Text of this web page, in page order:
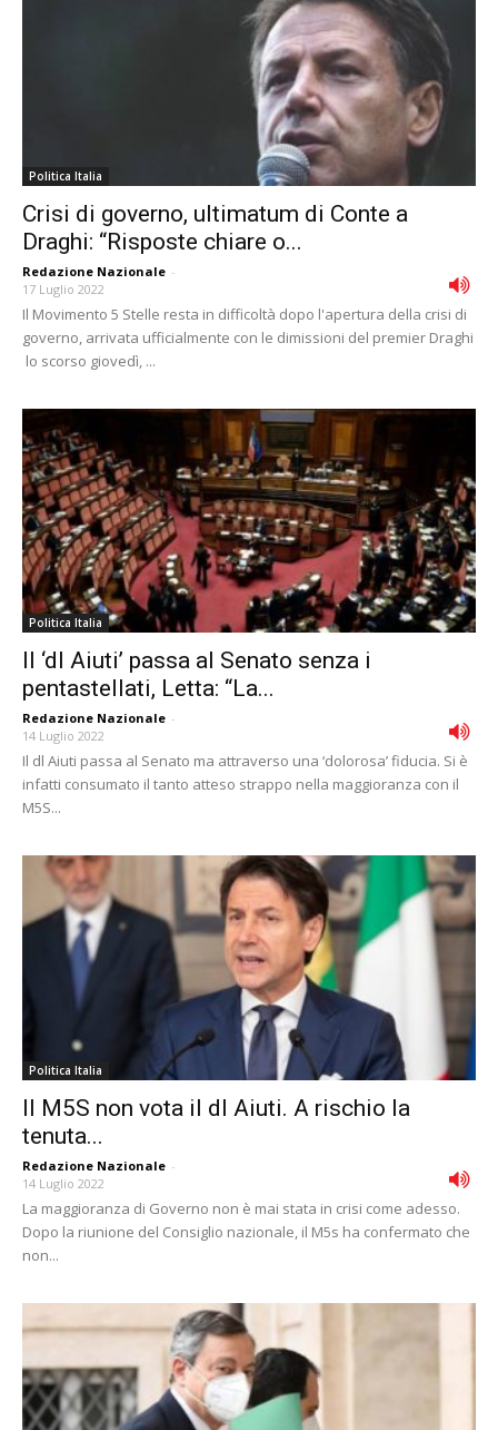
Politica Italia
Crisi di governo, ultimatum di Conte a
Draghi: “Risposte chiare o...
Redazione Nazionale -
17 Luglio 2022
Il Movimento 5 Stelle resta in difficoltà dopo l'apertura della crisi di
governo, arrivata ufficialmente con le dimissioni del premier Draghi
lo scorso giovedì, ...
Politica Italia
Il ‘dl Aiuti’ passa al Senato senza i
pentastellati, Letta: “La...
Redazione Nazionale -
14 Luglio 2022
Il dl Aiuti passa al Senato ma attraverso una ‘dolorosa’ fiducia. Si è
infatti consumato il tanto atteso strappo nella maggioranza con il
M5S...
Politica Italia
Il M5S non vota il dl Aiuti. A rischio la
tenuta...
Redazione Nazionale -
14 Luglio 2022
La maggioranza di Governo non è mai stata in crisi come adesso.
Dopo la riunione del Consiglio nazionale, il M5s ha confermato che
non...